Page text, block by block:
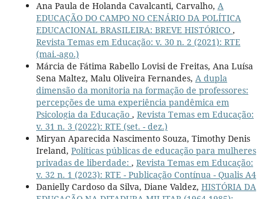
Ana Paula de Holanda Cavalcanti, Carvalho, A
EDUCAÇÃO DO CAMPO NO CENÁRIO DA POLÍTICA
EDUCACIONAL BRASILEIRA: BREVE HISTÓRICO ,
Revista Temas em Educação: v. 30 n. 2 (2021): RTE
(mai.-ago.)
Márcia de Fátima Rabello Lovisi de Freitas, Ana Luísa
Sena Maltez, Malu Oliveira Fernandes, A dupla
dimensão da monitoria na formação de professores:
percepções de uma experiência pandêmica em
Psicologia da Educação , Revista Temas em Educação:
v. 31 n. 3 (2022): RTE (set. - dez.)
Miryan Aparecida Nascimento Souza, Timothy Denis
Ireland, Políticas públicas de educação para mulheres
privadas de liberdade: , Revista Temas em Educação:
v. 32 n. 1 (2023): RTE - Publicação Contínua - Qualis A4
Danielly Cardoso da Silva, Diane Valdez, HISTÓRIA DA